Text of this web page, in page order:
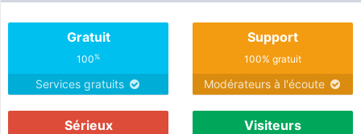
Gratuit
100%
Services gratuits
Support
100% gratuit
Modérateurs à l'écoute
Sérieux Visiteurs